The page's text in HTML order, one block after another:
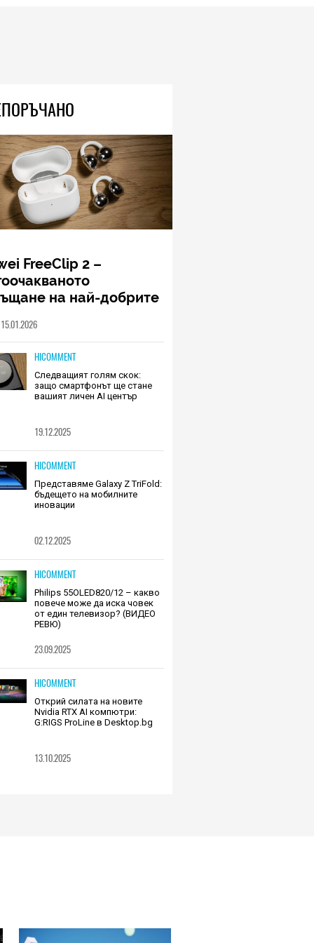
FreeClip 2 –
на най-добрите
15.01.2026
HICOMMENT
Следващият голям скок:
защо смартфонът ще стане
вашият личен AI център
19.12.2025
HICOMMENT
Представяме Galaxy Z TriFold:
бъдещето на мобилните
иновации
02.12.2025
HICOMMENT
Philips 55OLED820/12 – какво
повече може да иска човек
от един телевизор? (ВИДЕО
РЕВЮ)
23.09.2025
HICOMMENT
Открий силата на новите
Nvidia RTX AI компютри:
G:RIGS ProLine в Desktop.bg
13.10.2025